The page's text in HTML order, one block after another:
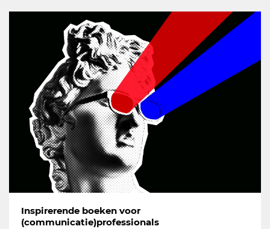
Inspirerende boeken voor
(communicatie)professionals